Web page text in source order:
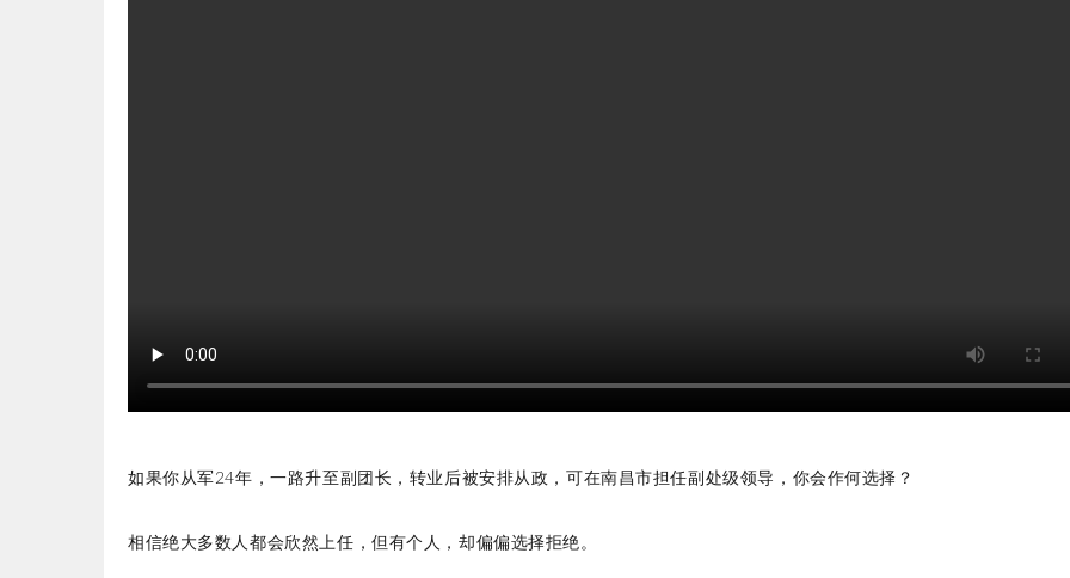
如果你从军24年，一路升至副团长，转业后被安排从政，可在南昌市担任副处级领导，你会作何选择？
相信绝大多数人都会欣然上任，但有个人，却偏偏选择拒绝。